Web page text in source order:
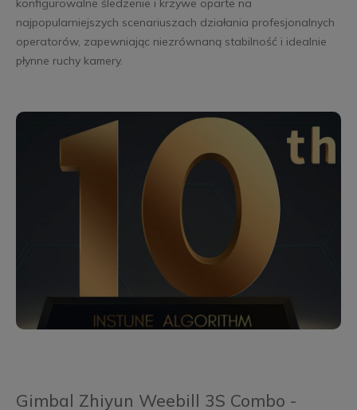
konfigurowalne śledzenie i krzywe oparte na
najpopularniejszych scenariuszach działania profesjonalnych
operatorów, zapewniając niezrównaną stabilność i idealnie
płynne ruchy kamery.
Gimbal Zhiyun Weebill 3S Combo -